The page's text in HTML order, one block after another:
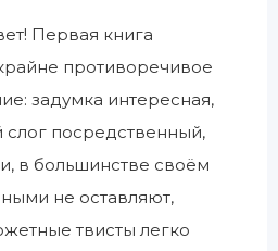
Первая книга
противоречивое
задумка интересная,
слог посредственный,
в большинстве своём
не оставляют,
твисты легко